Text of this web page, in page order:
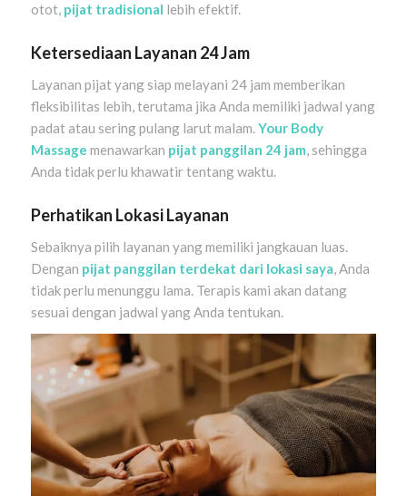
otot, pijat tradisional lebih efektif.
Ketersediaan Layanan 24 Jam
Layanan pijat yang siap melayani 24 jam memberikan
fleksibilitas lebih, terutama jika Anda memiliki jadwal yang
padat atau sering pulang larut malam.Your Body
Massage menawarkan pijat panggilan 24 jam, sehingga
Anda tidak perlu khawatir tentang waktu.
Perhatikan Lokasi Layanan
Sebaiknya pilih layanan yang memiliki jangkauan luas.
Dengan pijat panggilan terdekat dari lokasi saya , Anda
tidak perlu menunggu lama. Terapis kami akan datang
sesuai dengan jadwal yang Anda tentukan.